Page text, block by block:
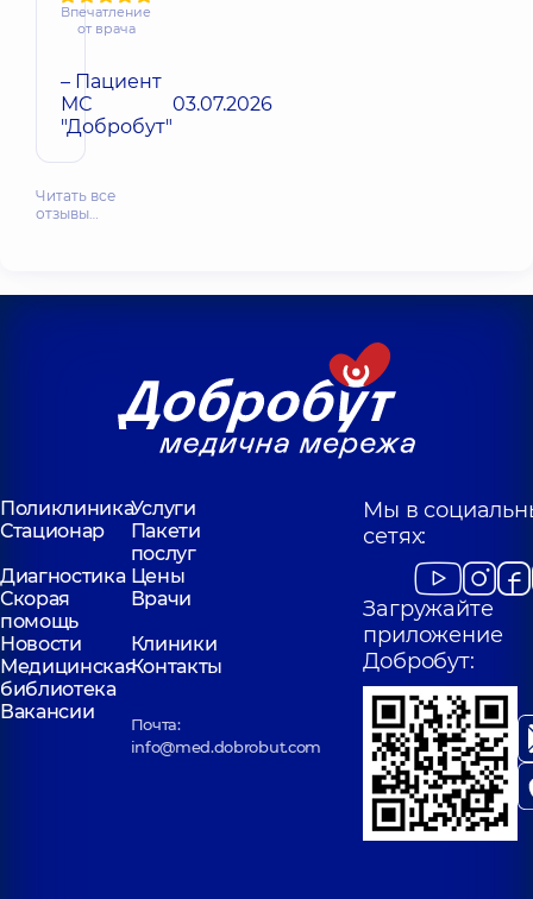
Впечатление
от врача
– Пациент
МС
"Добробут"
03.07.2026
Читать все
отзывы…
ПоликлиникаУслуги
Стационар
Пакети
послуг
Диагностика Цены
Скорая
помощь
Врачи
Новости
Клиники
Медицинская
библиотека
Контакты
Вакансии
Почта:
info@med.dobrobut.com
Мы в
сетях:
Загружайте
приложение
Добробут: